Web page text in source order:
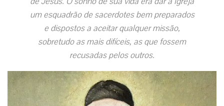
um esquadrão de sacerdotes bem preparados
e dispostos a aceitar qualquer missão,
sobretudo as mais difíceis, as que fossem
recusadas pelos outros.